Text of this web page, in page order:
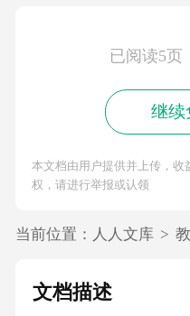
已阅读5页
继续
本文档由用户提供并上传，收
权，请进行举报或认领
当前位置： 人人文库 >
文档描述